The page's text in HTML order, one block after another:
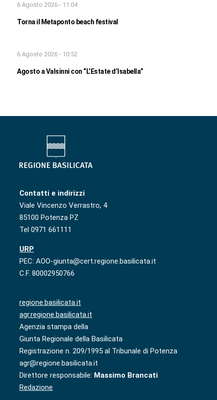
6 Agosto 2026 - 11:04
Torna il Metaponto beach festival
6 Agosto 2026 - 10:52
Agosto a Valsinni con “L’Estate d’Isabella”
Contatti e indirizzi
Viale Vincenzo Verrastro, 4
85100 Potenza PZ
Tel 0971 661111
URP
PEC: AOO-giunta@cert.regione.basilicata.it
C.F. 80002950766
regione.basilicata.it
agr.regione.basilicata.it
Agenzia stampa della
Giunta Regionale della Basilicata
Registrazione n. 209/1995 al Tribunale di Potenza
agr@regione.basilicata.it
Direttore responsabile: Massimo Brancati
Redazione